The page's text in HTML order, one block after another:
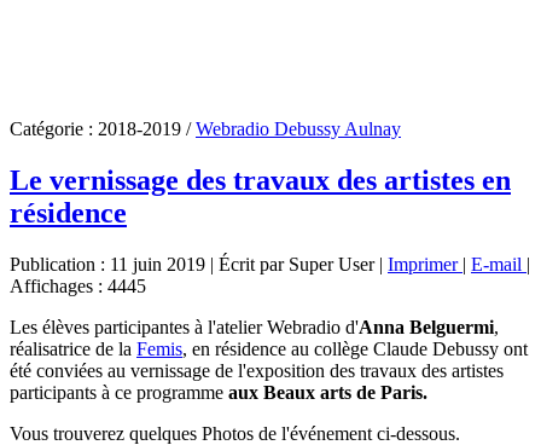
Catégorie : 2018-2019 /Webradio Debussy Aulnay
Le vernissage des travaux des artistes en
résidence
Publication : 11 juin 2019 | Écrit par Super User| Imprimer | E-mail |
Affichages : 4445
Les élèves participantes à l'atelier Webradio d'Anna Belguermi,
réalisatrice de la Femis, en résidence au collège Claude Debussy ont
été conviées au vernissage de l'exposition des travaux des artistes
participants à ce programme aux Beaux arts de Paris.
Vous trouverez quelques Photos de l'événement ci-dessous.